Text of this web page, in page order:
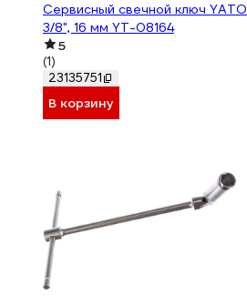
Сервисный свечной ключ YATO
3/8", 16 мм YT-08164
5
(1)
23135751
В корзину